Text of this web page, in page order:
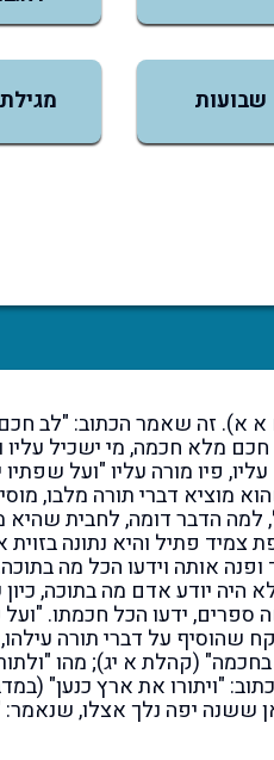
שבועות
א). זה שאמר הכתוב: "לב
מלא חכמה, מי ישכיל עליו
פיו מורה עליו "ועל שפתיו
מוציא דברי תורה מלבו,
הדבר דומה, לחבית שהיא
צמיד פתיל והיא נתונה בזוית
אותה וידעו הכל מה
היה יודע אדם מה בתוכה,
ידעו הכל חכמתו.
שהוסיף על דברי תורה
(קהלת א יג); מהו
"ויתורו את ארץ כנען"
ששנה יפה נלך אצלו, שנאמר: